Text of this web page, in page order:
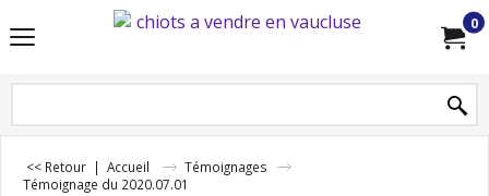
0
<< Retour | Accueil
Témoignages
Témoignage du 2020.07.01